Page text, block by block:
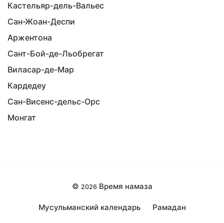
Кастельяр-дель-Вальес
Сан-Жоан-Деспи
Аржентона
Сант-Бой-де-Льобрегат
Виласар-де-Мар
Кардедеу
Сан-Висенс-дельс-Орс
Монгат
© 2026 Время намаза
Мусульманский календарь Рамадан